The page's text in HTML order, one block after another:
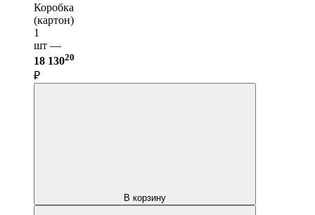
Коробка
(картон)
1
шт —
18 13020
₽
В корзину